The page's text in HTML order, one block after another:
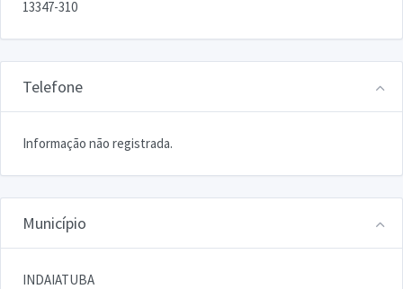
13347-310
Telefone
Informação não registrada.
Município
INDAIATUBA